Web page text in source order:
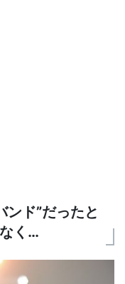
ンド”だったと
く…